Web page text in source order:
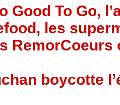
Good To Go,
les
RemorCoeurs
boycotte